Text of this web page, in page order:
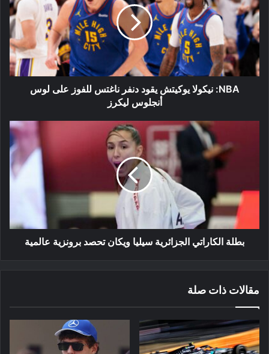
يقود
دنفر
ناغتس
للفوز
على
لوس
أنجلوس
NBA: نيكولا يوكيتش يقود دنفر ناغتس للفوز على لوس
أنجلوس ليكرز
تحصد
برونزية
بطلة الكاراتي الجزائرية سيليا ويكان تحصد برونزية عالمية
مقالات ذات صلة